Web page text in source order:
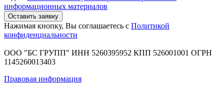
информационных материалов
Нажимая кнопку, Вы соглашаетесь с Политикой
конфиденциальности
ООО "БС ГРУПП" ИНН 5260395952 КПП 526001001 ОГРН
1145260013403
Правовая информация